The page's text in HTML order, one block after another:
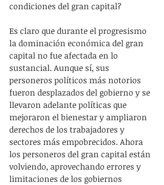
condiciones del gran capital?
Es claro que durante el progresismo
la dominación económica del gran
capital no fue afectada en lo
sustancial. Aunque sí, sus
personeros políticos más notorios
fueron desplazados del gobierno y se
llevaron adelante políticas que
mejoraron el bienestar y ampliaron
derechos de los trabajadores y
sectores más empobrecidos. Ahora
los personeros del gran capital están
volviendo, aprovechando errores y
limitaciones de los gobiernos